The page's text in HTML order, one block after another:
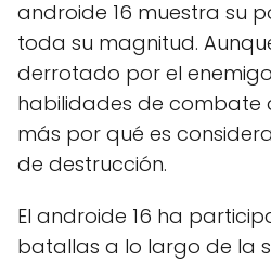
androide 16 muestra su
toda su magnitud.
derrotado por el
habilidades de combate
más por qué es
de destrucción.
El androide 16 ha
batallas a lo largo de la